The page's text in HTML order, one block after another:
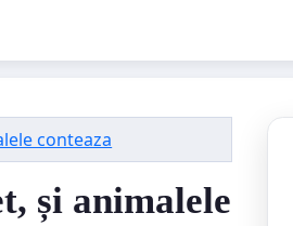
conteaza
și animalele